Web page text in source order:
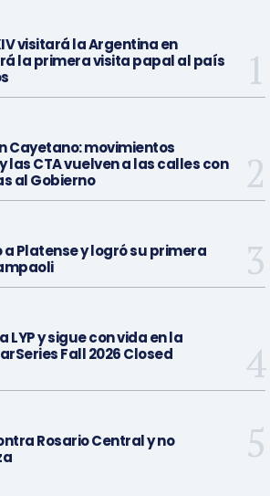
visitará la Argentina en
la primera visita papal al país
Cayetano: movimientos
las CTA vuelven a las calles con
al Gobierno
Platense y logró su primera
LYP y sigue con vida en la
Fall 2026 Closed
Rosario Central y no